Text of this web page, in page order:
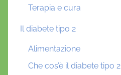
Terapia e cura
Il diabete tipo 2
Alimentazione
Che cos’è il diabete tipo 2